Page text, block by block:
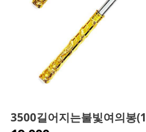
3500길어지는불빛여의봉